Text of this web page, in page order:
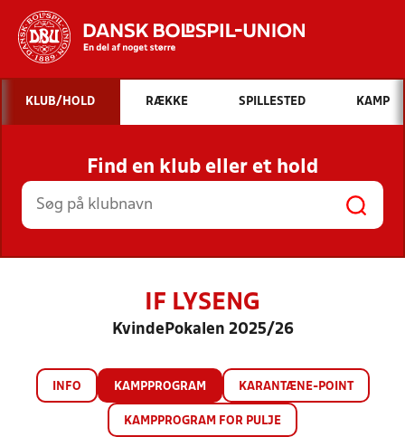
Hvad vil du søge efter?
INDHOLD OG NYHEDER
STILLINGER, RESULTATER, KLUBBER OG
HOLD
KLUB/HOLD RÆKKE SPILLESTED KAMP
Find en klub eller et hold
IF LYSENG
KvindePokalen 2025/26
INFO KAMPPROGRAM KARANTÆNE-POINT
KAMPPROGRAM FOR PULJE